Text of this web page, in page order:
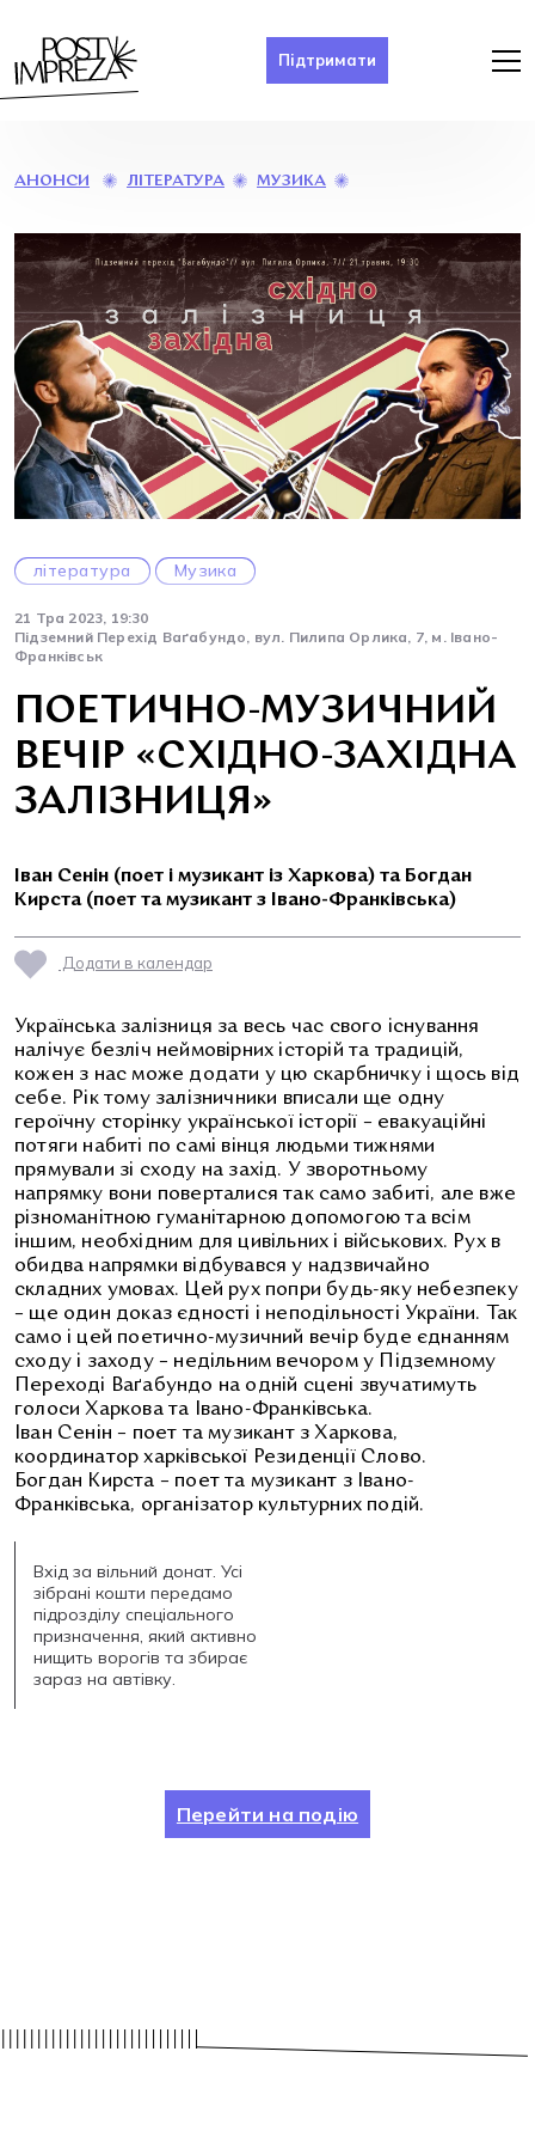
Підтримати
АНОНСИ ЛІТЕРАТУРА МУЗИКА
«СХІДНО-
ЗАХІДНА
ЗАЛІЗНИЦЯ»
література Музика
21 Тра 2023, 19:30
Підземний Перехід Ваґабундо, вул. Пилипа Орлика, 7, м. Івано-
Франківськ
ПОЕТИЧНО-МУЗИЧНИЙ
ВЕЧІР «СХІДНО-ЗАХІДНА
ЗАЛІЗНИЦЯ»
Іван Сенін (поет і музикант із Харкова) та Богдан
Кирста (поет та музикант з Івано-Франківська)
Додати в календар
Українська залізниця за весь час свого існування
налічує безліч неймовірних історій та традицій,
кожен з нас може додати у цю скарбничку і щось від
себе. Рік тому залізничники вписали ще одну
героїчну сторінку української історії – евакуаційні
потяги набиті по самі вінця людьми тижнями
прямували зі сходу на захід. У зворотньому
напрямку вони поверталися так само забиті, але вже
різноманітною гуманітарною допомогою та всім
іншим, необхідним для цивільних і військових. Рух в
обидва напрямки відбувався у надзвичайно
складних умовах. Цей рух попри будь-яку небезпеку
– ще один доказ єдності і неподільності України. Так
само і цей поетично-музичний вечір буде єднанням
сходу і заходу – недільним вечором у Підземному
Переході Ваґабундо на одній сцені звучатимуть
голоси Харкова та Івано-Франківська.
Іван Сенін – поет та музикант з Харкова,
координатор харківської Резиденції Слово.
Богдан Кирста – поет та музикант з Івано-
Франківська, організатор культурних подій.
Вхід за вільний донат. Усі
зібрані кошти передамо
підрозділу спеціального
призначення, який активно
нищить ворогів та збирає
зараз на автівку.
Перейти на подію